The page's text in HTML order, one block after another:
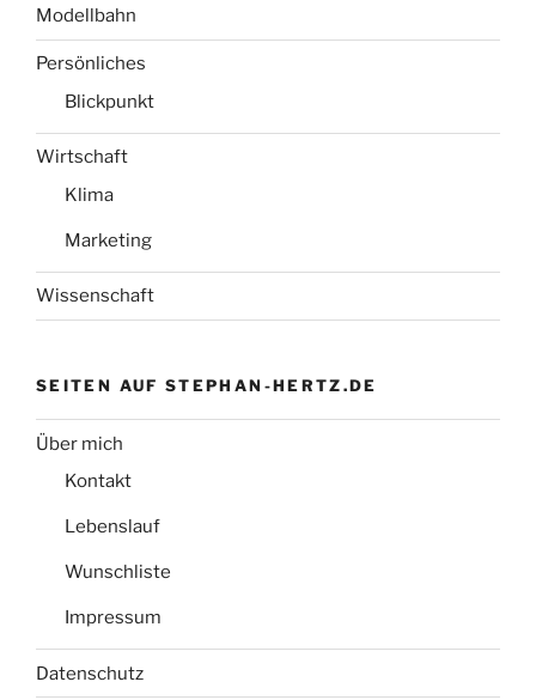
Modellbahn
Persönliches
Blickpunkt
Wirtschaft
Klima
Marketing
Wissenschaft
SEITEN AUF STEPHAN-HERTZ.DE
Über mich
Kontakt
Lebenslauf
Wunschliste
Impressum
Datenschutz